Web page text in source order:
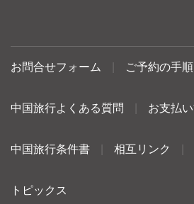
お問合せフォーム ご予約の手順
中国旅行よくある質問 お支払
中国旅行条件書 相互リンク
トピックス